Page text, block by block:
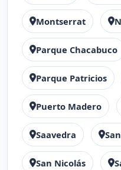
Montserrat
Parque Chacabuco
Parque Patricios
Puerto Madero
Saavedra
San Nicolás